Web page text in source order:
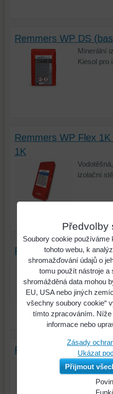
Remmers WP DS
Minerální
Kiesol pro
Remmers WP Flex
1K
izolační
Remmers WP
Minerální
systému
Remmers MB 2K /
stěrka
Předvolby
Soubory cookie
tohoto webu, k
shromažďování údajů o
tomu použít nástroje a
shromážděná data mohou
EU, USA nebo jiných
všechny soubory cookie“
tímto zpracováním.
informace nebo
Zásady
Ukázat
Přijmout